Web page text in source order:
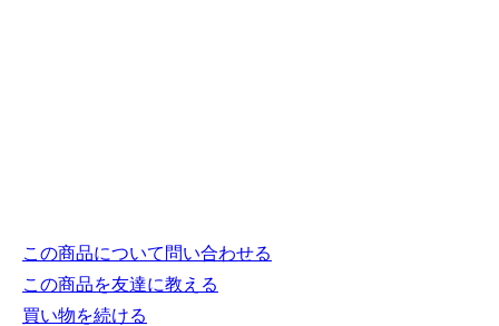
この商品について問い合わせる
この商品を友達に教える
買い物を続ける